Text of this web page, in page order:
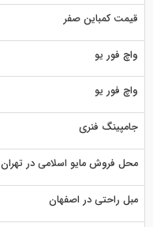
قیمت کمباین صفر
واچ فور یو
واچ فور یو
جامپینگ فنری
محل فروش مایو اسلامی در تهران
مبل راحتی در اصفهان